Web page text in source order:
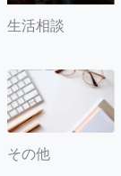
生活相談
その他